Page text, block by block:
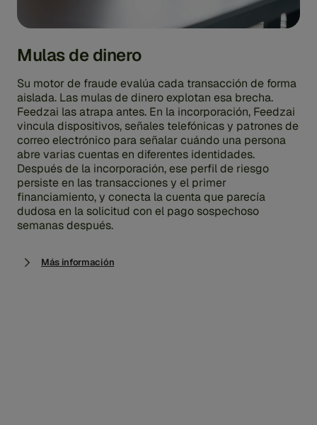
Mulas de dinero
Su motor de fraude evalúa cada transacción de forma
aislada. Las mulas de dinero explotan esa brecha.
Feedzai las atrapa antes. En la incorporación, Feedzai
vincula dispositivos, señales telefónicas y patrones de
correo electrónico para señalar cuándo una persona
abre varias cuentas en diferentes identidades.
Después de la incorporación, ese perfil de riesgo
persiste en las transacciones y el primer
financiamiento, y conecta la cuenta que parecía
dudosa en la solicitud con el pago sospechoso
semanas después.
Más información